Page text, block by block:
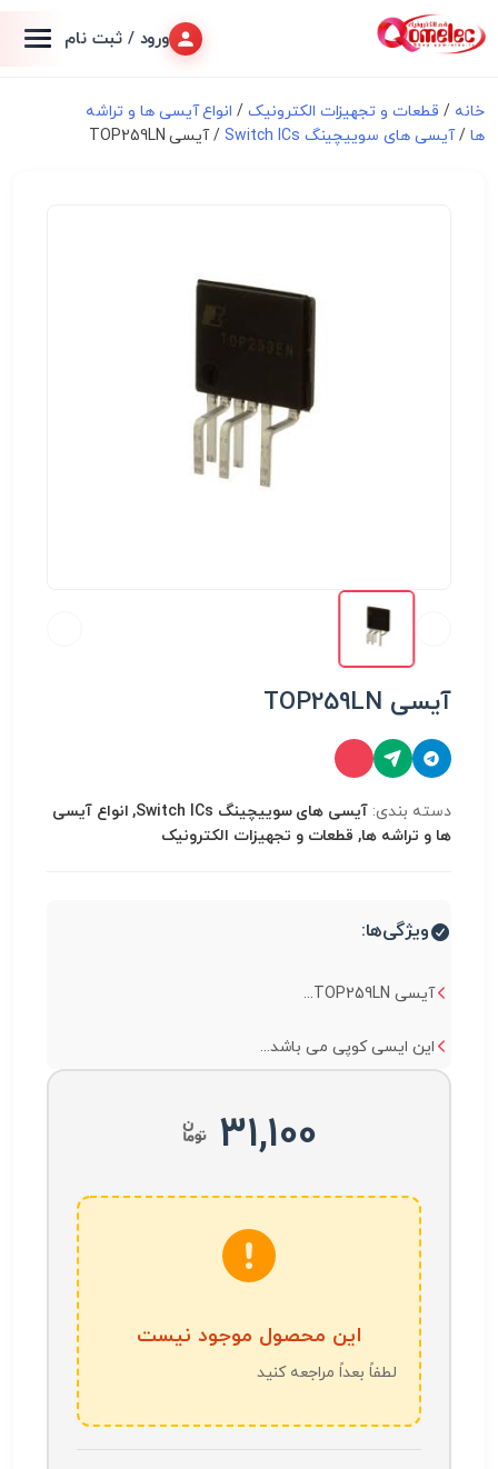
ورود / ثبت نام
خانه / قطعات و تجهیزات الکترونیک/ انواع آیسی ها و تراشه
ها /آیسی های سوییچینگ Switch ICs / آیسی TOP259LN
آیسی TOP259LN
دسته بندی:
آیسی های سوییچینگ Switch ICs, انواع آیسی
ها و تراشه ها, قطعات و تجهیزات الکترونیک
ویژگی‌ها:
آیسی TOP259LN...
این ایسی کوپی می باشد...
31,100
این محصول موجود نیست
لطفاً بعداً مراجعه کنید